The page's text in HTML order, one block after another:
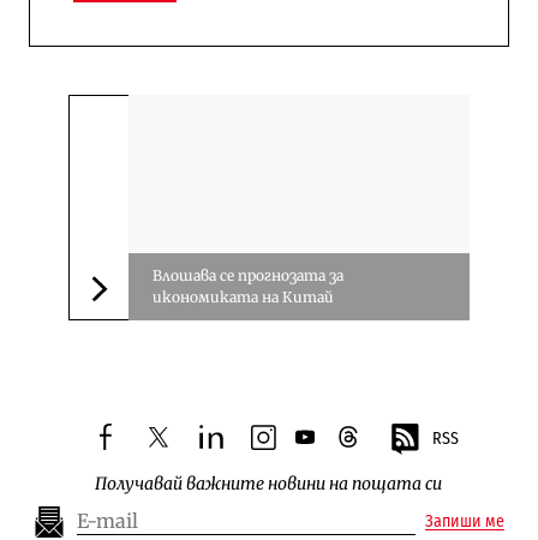
Следваща новина
Влошава се прогнозата за
икономиката на Китай
facebooktwitterlinkedininstagram
youtubethreads RSS
Получавай важните новини на пощата си
Запиши ме